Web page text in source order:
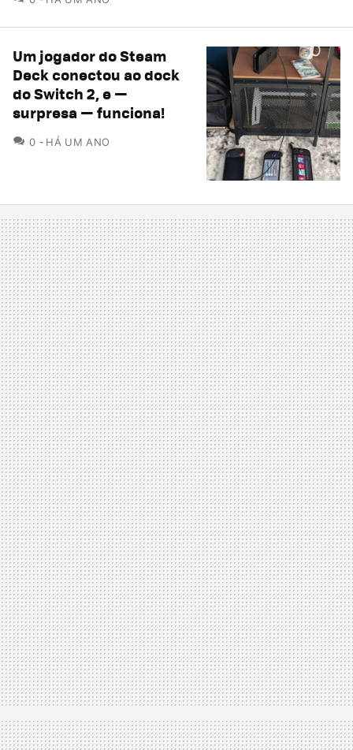
Um jogador do Steam
Deck conectou ao dock
do Switch 2, e —
surpresa — funciona!
0 COMENTÁRIOS
HÁ UM ANO